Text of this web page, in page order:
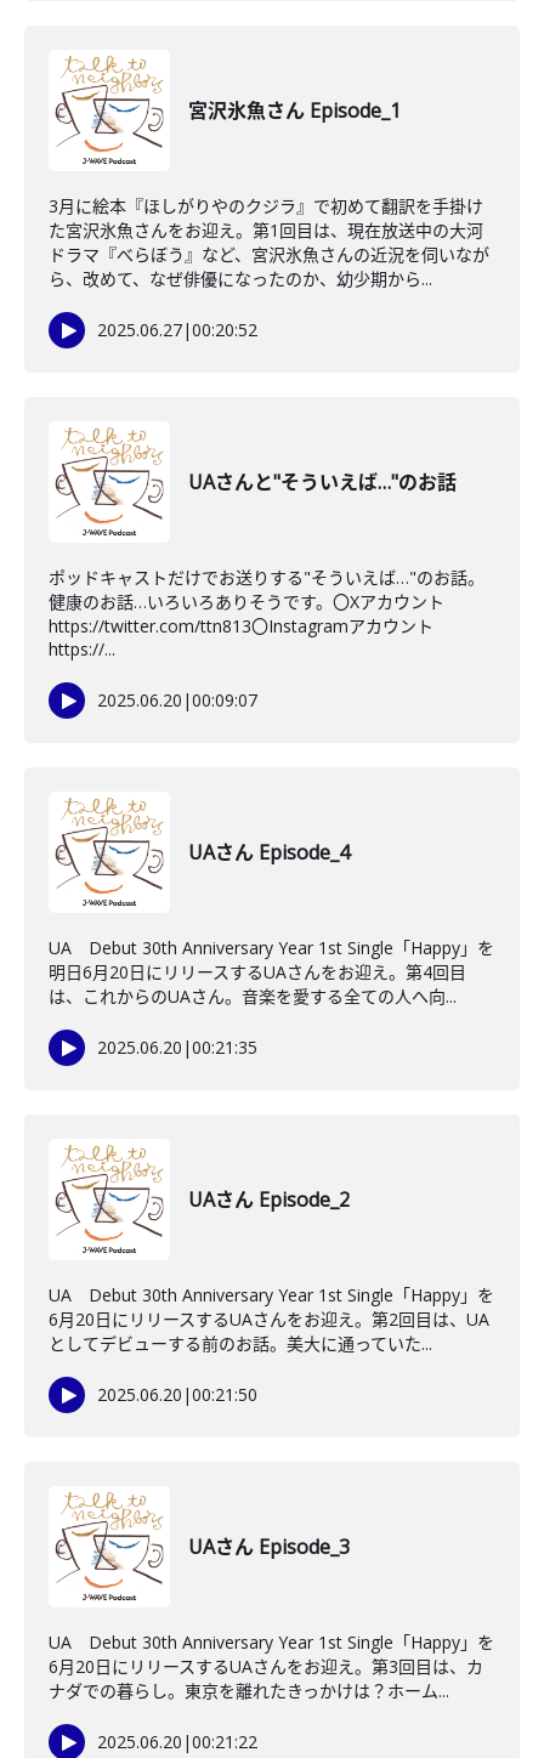
宮沢氷魚さん Episode_1
3月に絵本『ほしがりやのクジラ』で初めて翻訳を手掛け
た宮沢氷魚さんをお迎え。第1回目は、現在放送中の大河
ドラマ『べらぼう』など、宮沢氷魚さんの近況を伺いなが
ら、改めて、なぜ俳優になったのか、幼少期から...
2025.06.27|00:20:52
UAさんと"そういえば…"のお話
ポッドキャストだけでお送りする"そういえば…"のお話。
健康のお話…いろいろありそうです。〇Xアカウント
https://twitter.com/ttn813〇Instagramアカウント
https://...
2025.06.20 |00:09:07
UAさん Episode_4
UA Debut 30th Anniversary Year 1st Single「Happy」を
明日6月20日にリリースするUAさんをお迎え。第4回目
は、これからのUAさん。音楽を愛する全ての人へ向...
2025.06.20 |00:21:35
UAさん Episode_2
UA Debut 30th Anniversary Year 1st Single「Happy」を
6月20日にリリースするUAさんをお迎え。第2回目は、UA
としてデビューする前のお話。美大に通っていた...
2025.06.20 |00:21:50
UAさん Episode_3
UA Debut 30th Anniversary Year 1st Single「Happy」を
6月20日にリリースするUAさんをお迎え。第3回目は、カ
ナダでの暮らし。東京を離れたきっかけは？ホーム...
2025.06.20 |00:21:22